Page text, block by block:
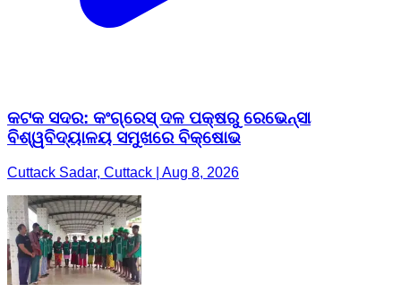
କଟକ ସଦର: କଂଗ୍ରେସ୍ ଦଳ ପକ୍ଷରୁ ରେଭେନ୍ସା
ବିଶ୍ୱବିଦ୍ୟାଳୟ ସମୁଖରେ ବିକ୍ଷୋଭ
Cuttack Sadar, Cuttack | Aug 8, 2026